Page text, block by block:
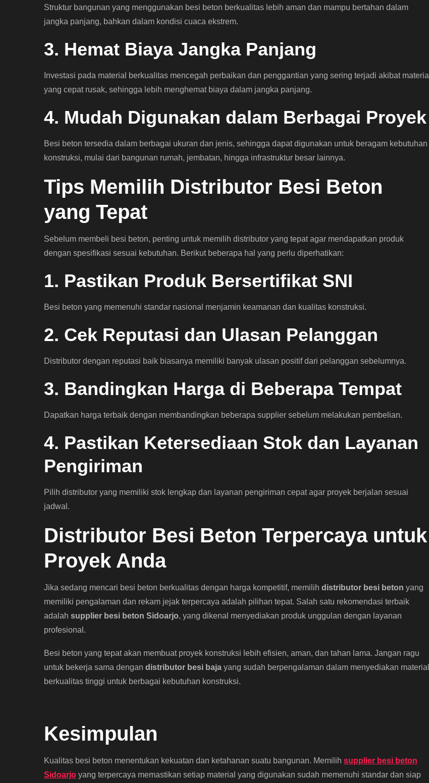
Struktur bangunan yang menggunakan besi beton berkualitas lebih aman dan mampu bertahan dalam
jangka panjang, bahkan dalam kondisi cuaca ekstrem.
3. Hemat Biaya Jangka Panjang
Investasi pada material berkualitas mencegah perbaikan dan penggantian yang sering terjadi akibat material
yang cepat rusak, sehingga lebih menghemat biaya dalam jangka panjang.
4. Mudah Digunakan dalam Berbagai Proyek
Besi beton tersedia dalam berbagai ukuran dan jenis, sehingga dapat digunakan untuk beragam kebutuhan
konstruksi, mulai dari bangunan rumah, jembatan, hingga infrastruktur besar lainnya.
Tips Memilih Distributor Besi Beton
yang Tepat
Sebelum membeli besi beton, penting untuk memilih distributor yang tepat agar mendapatkan produk
dengan spesifikasi sesuai kebutuhan. Berikut beberapa hal yang perlu diperhatikan:
1. Pastikan Produk Bersertifikat SNI
Besi beton yang memenuhi standar nasional menjamin keamanan dan kualitas konstruksi.
2. Cek Reputasi dan Ulasan Pelanggan
Distributor dengan reputasi baik biasanya memiliki banyak ulasan positif dari pelanggan sebelumnya.
3. Bandingkan Harga di Beberapa Tempat
Dapatkan harga terbaik dengan membandingkan beberapa supplier sebelum melakukan pembelian.
4. Pastikan Ketersediaan Stok dan Layanan
Pengiriman
Pilih distributor yang memiliki stok lengkap dan layanan pengiriman cepat agar proyek berjalan sesuai
jadwal.
Distributor Besi Beton Terpercaya untuk
Proyek Anda
Jika sedang mencari besi beton berkualitas dengan harga kompetitif, memilih distributor besi beton yang
memiliki pengalaman dan rekam jejak terpercaya adalah pilihan tepat. Salah satu rekomendasi terbaik
adalah supplier besi beton Sidoarjo, yang dikenal menyediakan produk unggulan dengan layanan
profesional.
Besi beton yang tepat akan membuat proyek konstruksi lebih efisien, aman, dan tahan lama. Jangan ragu
untuk bekerja sama dengan distributor besi baja yang sudah berpengalaman dalam menyediakan material
berkualitas tinggi untuk berbagai kebutuhan konstruksi.
Kesimpulan
Kualitas besi beton menentukan kekuatan dan ketahanan suatu bangunan. Memilih supplier besi beton
Sidoarjo yang terpercaya memastikan setiap material yang digunakan sudah memenuhi standar dan siap